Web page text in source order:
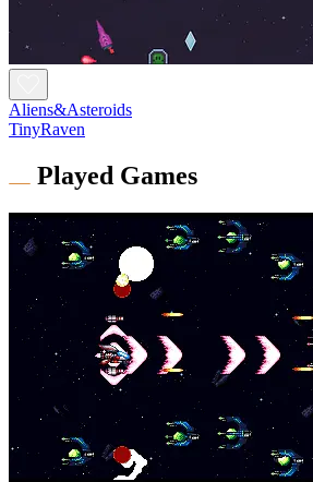
Aliens&Asteroids
TinyRaven
Played Games